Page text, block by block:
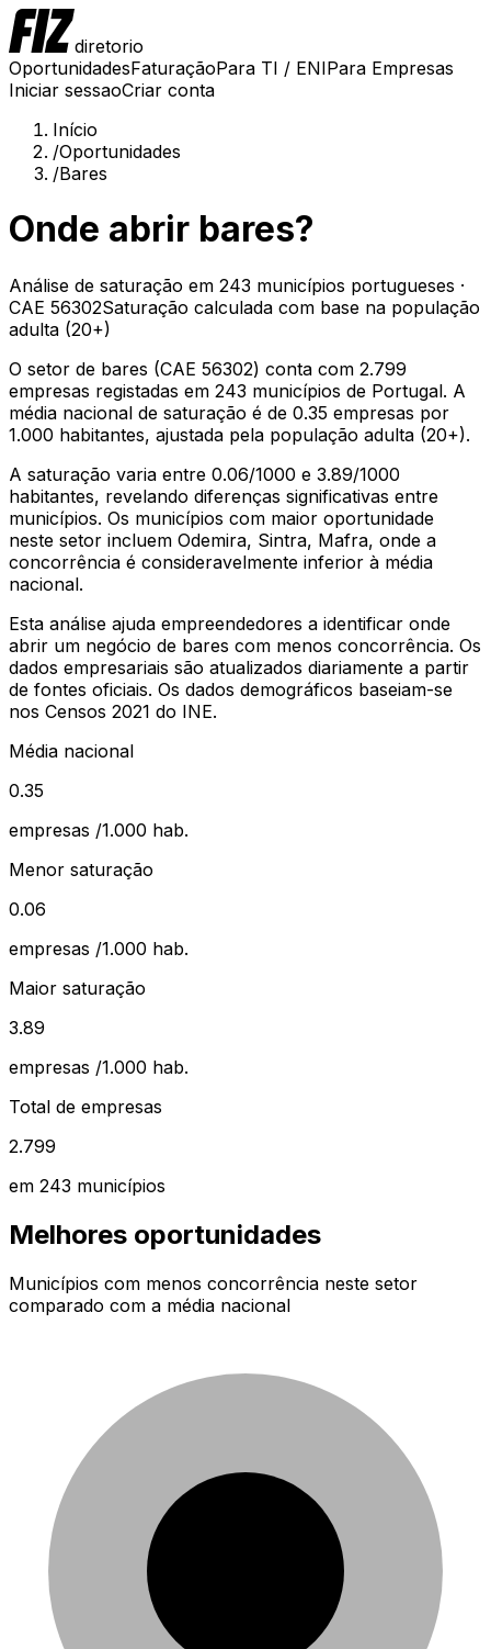
diretorio
OportunidadesFaturaçãoPara TI / ENIPara Empresas
Iniciar sessaoCriar conta
Início
/Oportunidades
/Bares
Onde abrir bares?
Análise de saturação em 243 municípios portugueses ·
CAE 56302Saturação calculada com base na população
adulta (20+)
O setor de bares (CAE 56302) conta com 2.799
empresas registadas em 243 municípios de Portugal. A
média nacional de saturação é de 0.35 empresas por
1.000 habitantes, ajustada pela população adulta (20+).
A saturação varia entre 0.06/1000 e 3.89/1000
habitantes, revelando diferenças significativas entre
municípios. Os municípios com maior oportunidade
neste setor incluem Odemira, Sintra, Mafra, onde a
concorrência é consideravelmente inferior à média
nacional.
Esta análise ajuda empreendedores a identificar onde
abrir um negócio de bares com menos concorrência. Os
dados empresariais são atualizados diariamente a partir
de fontes oficiais. Os dados demográficos baseiam-se
nos Censos 2021 do INE.
Média nacional
0.35
empresas /1.000 hab.
Menor saturação
0.06
empresas /1.000 hab.
Maior saturação
3.89
empresas /1.000 hab.
Total de empresas
2.799
em 243 municípios
Melhores oportunidades
Municípios com menos concorrência neste setor
comparado com a média nacional